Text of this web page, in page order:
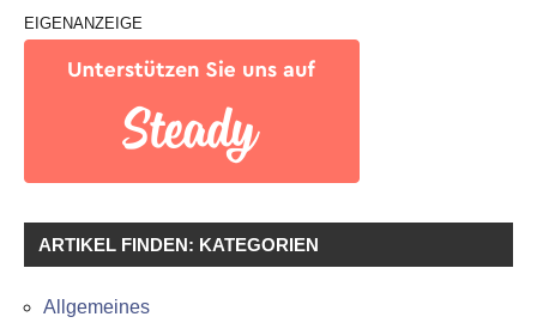
EIGENANZEIGE
ARTIKEL FINDEN: KATEGORIEN
Allgemeines